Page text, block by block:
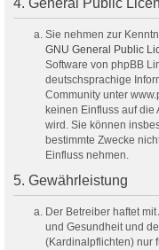
Sie nehmen zur
GNU General Public
Software von phpBB
deutschsprachige
Community unter
keinen Einfluss auf die
wird. Sie können
bestimmte Zwecke
Einfluss nehmen.
5. Gewährleistung
Der Betreiber haftet
und Gesundheit und
(Kardinalpflichten) nur